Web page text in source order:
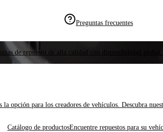
Preguntas frecuentes
de repuesto de alta calidad con disponibilidad global.
la opción para los creadores de vehículos. Descubra
Catálogo de productosEncuentre repuestos para su